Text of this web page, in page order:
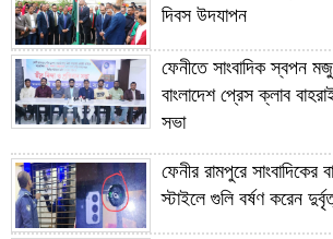
দিবস উদযাপন
ফেনীতে সাংবাদিক স্বপন
বাংলাদেশ প্রেস ক্লাব
সভা
ফেনীর রামপুরে সাংবাদিকের
স্টাইলে গুলি বর্ষণ করেন